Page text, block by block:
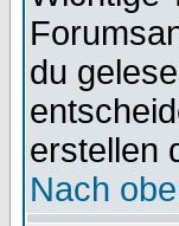
du
erstellen
Nach